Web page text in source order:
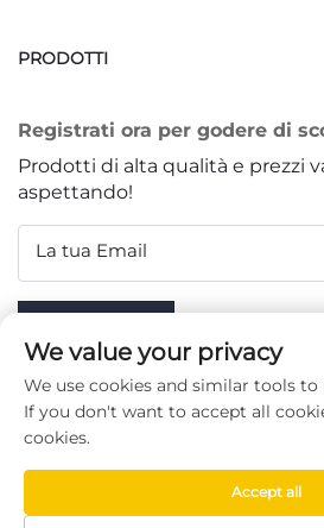
PRODOTTI
Registrati ora per godere di
Prodotti di alta qualità e prezzi
aspettando!
La tua Email
SEGUICI
We value your privacy
We use cookies and similar tools to
If you don't want to accept all
cookies.
Accept all